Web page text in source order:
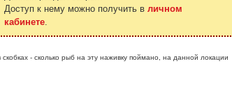
Доступ к нему можно получить в личном
кабинете
скобках - сколько рыб на эту наживку поймано, на данной локации